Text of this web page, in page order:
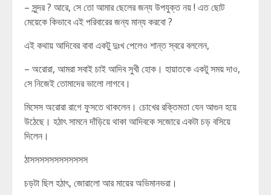
– সুন্দর ? আরে, সে তো আমার ছেলের জন্য উপযুক্ত নয় ! এত ছোট
মেয়েকে কিভাবে এই পরিবারের জন্য মান্য করবো ?
এই কথায় আদিবের বাবা একটু দুঃখ পেলেও শান্ত স্বরে বললেন,
– অরোরা, আমরা সবাই চাই আদিব সুখী হোক। হায়াতকে একটু সময় দাও,
সে নিজেই তোমাদের ভালো লাগবে।
মিসেস অরোরা রাগে ফুসতে থাকলেন। চোখের রক্তিমতা যেন আগুন হয়ে
উঠেছে। হঠাৎ সামনে দাঁড়িয়ে থাকা আদিবকে সজোরে একটা চড় বসিয়ে
দিলেন।
ঠাসসসসসসসসসসসস
চড়টা ছিল হঠাৎ, জোরালো আর মায়ের অভিমানভরা।